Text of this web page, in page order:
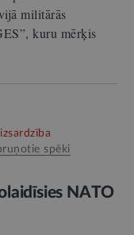
militārās
kuru mērķis
spēki
NATO